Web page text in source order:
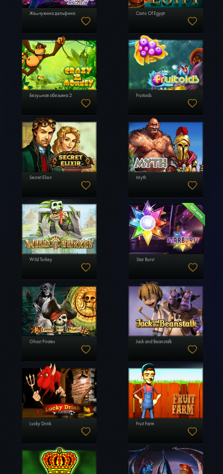
Жемчужина дельфина Coins Of Egypt
Безумная обезьяна 2 Fruitoids
Secret Elixir Myth
Wild Turkey Star Burst
Ghost Pirates Jack and Beanstalk
Lucky Drink Fruit Farm